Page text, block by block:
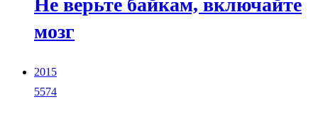
Не верьте байкам, включайте
мозг
2015
5574